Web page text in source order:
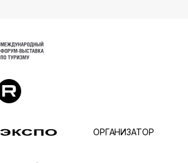
ОРГАНИЗАТОР